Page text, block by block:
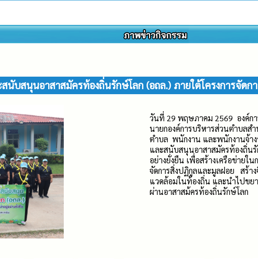
นับสนุนอาสาสมัครท้องถิ่นรักษ์โลก (อถล.) ภายใต้โครงการจัดก
วันที่ 29 พฤษภาคม 2569 องค์
นายกองค์การบริหารส่วนตำบล
ตำบล พนักงาน และพนักงานจ้าง
และสนับสนุนอาสาสมัครท้องถิ่นรั
อย่างยั่งยืน เพื่อสร้างเครือข่าย
จัดการสิ่งปฏิกูลและมูลฝอย สร้า
แวดล้อมในท้องถิ่น และนำไปขย
ผ่านอาสาสม้ครท้องถิ่นรักษ์โลก